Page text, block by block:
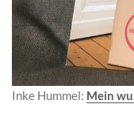
Inke Hummel: Mein